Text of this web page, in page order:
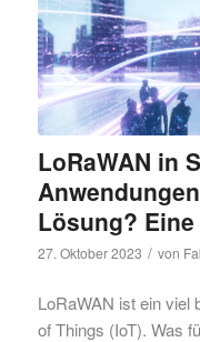
LoRaWAN in
Lösung?
27. Oktober 2023 / von
LoRaWAN ist ein viel
of Things (IoT). Was